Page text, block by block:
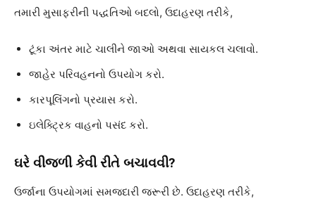
તમારી મુસાફરીની પદ્ધતિઓ બદલો, ઉદાહરણ તરીકે,
ટૂંકા અંતર માટે ચાલીને જાઓ અથવા સાયકલ ચલાવો.
જાહેર પરિવહનનો ઉપયોગ કરો.
કારપૂલિંગનો પ્રયાસ કરો.
ઇલેક્ટ્રિક વાહનો પસંદ કરો.
ઘરે વીજળી કેવી રીતે બચાવવી?
ઉર્જાના ઉપયોગમાં સમજદારી જરૂરી છે. ઉદાહરણ તરીકે,